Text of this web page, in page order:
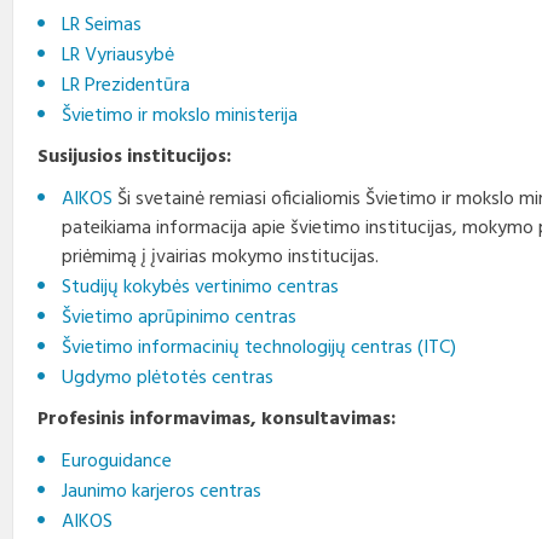
Darbo užmokestis
Konkursai
Karjera
Korupcijos prevencija
Nuorodos
paraiška
LR Seimas
LR Vyriausybė
LR Prezidentūra
Švietimo ir mokslo ministerija
Susijusios institucijos:
AIKOS Ši svetainė remiasi oficialiomis Švietimo ir mokslo
pateikiama informacija apie švietimo institucijas, mokymo
priėmimą į įvairias mokymo institucijas.
Studijų kokybės vertinimo centras
Švietimo aprūpinimo centras
Švietimo informacinių technologijų centras (ITC)
Ugdymo plėtotės centras
Profesinis informavimas, konsultavimas:
Euroguidance
Jaunimo karjeros centras
AIKOS